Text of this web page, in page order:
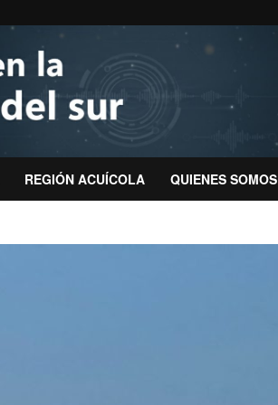
REGIÓN ACUÍCOLA QUIENES SOMOS